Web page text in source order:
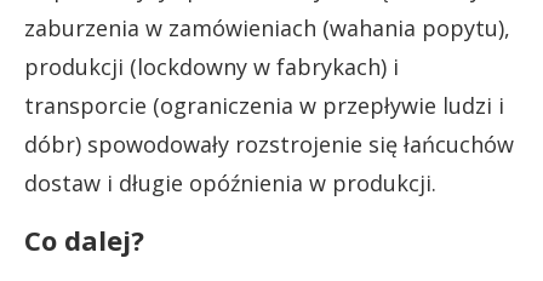
zaburzenia w zamówieniach (wahania popytu),
produkcji (lockdowny w fabrykach) i
transporcie (ograniczenia w przepływie ludzi i
dóbr) spowodowały rozstrojenie się łańcuchów
dostaw i długie opóźnienia w produkcji.
Co dalej?